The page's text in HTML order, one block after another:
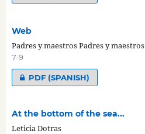
Web
Padres y maestros Padres y maestros
7-9
PDF (SPANISH)
At the bottom of the sea...
Leticia Dotras